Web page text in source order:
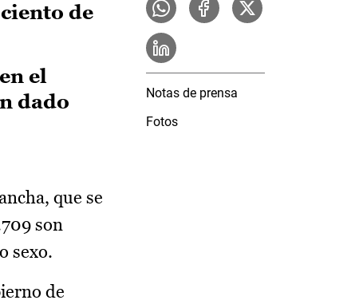
de
el
dado
que se
son
sexo.
de
Notas de prensa
Fotos